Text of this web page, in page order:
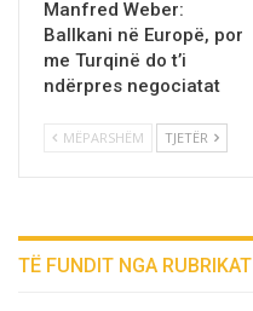
Manfred Weber:
Ballkani në Europë, por
me Turqinë do t’i
ndërpres negociatat
MËPARSHËM TJETËR
TË FUNDIT NGA RUBRIKAT